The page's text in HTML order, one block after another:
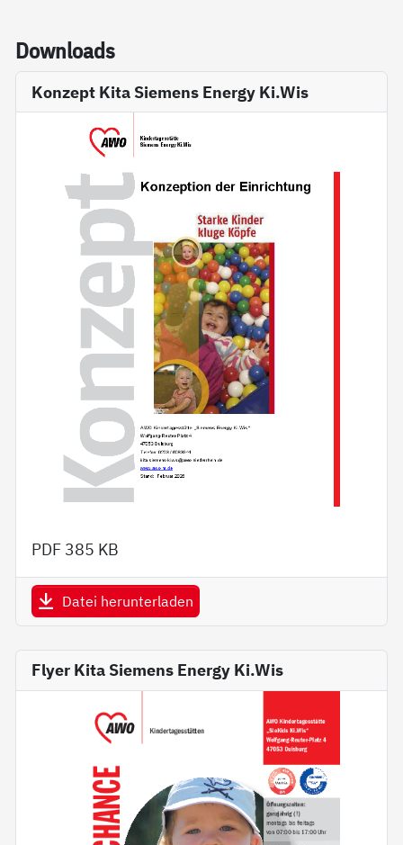
Down­loads
Konzept Kita Siemens Energy Ki.Wis
PDF 385 KB
Datei herunterladen
Flyer Kita Siemens Energy Ki.Wis